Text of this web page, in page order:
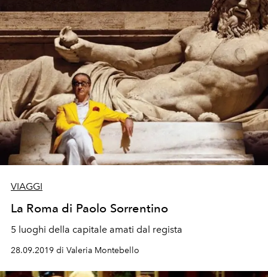
VIAGGI
La Roma di Paolo Sorrentino
5 luoghi della capitale amati dal regista
28.09.2019 di Valeria Montebello